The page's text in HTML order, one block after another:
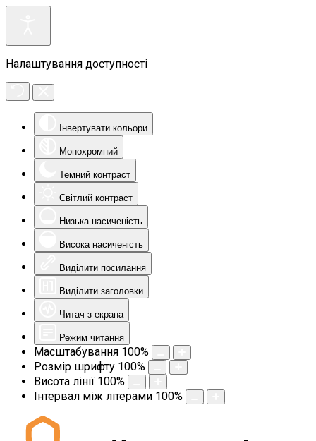
Налаштування доступності
Інвертувати кольори
Монохромний
Темний контраст
Світлий контраст
Низька насиченість
Висока насиченість
Виділити посилання
Виділити заголовки
Читач з екрана
Режим читання
Масштабування 100%
Розмір шрифту 100%
Висота лінії 100%
Інтервал між літерами 100%